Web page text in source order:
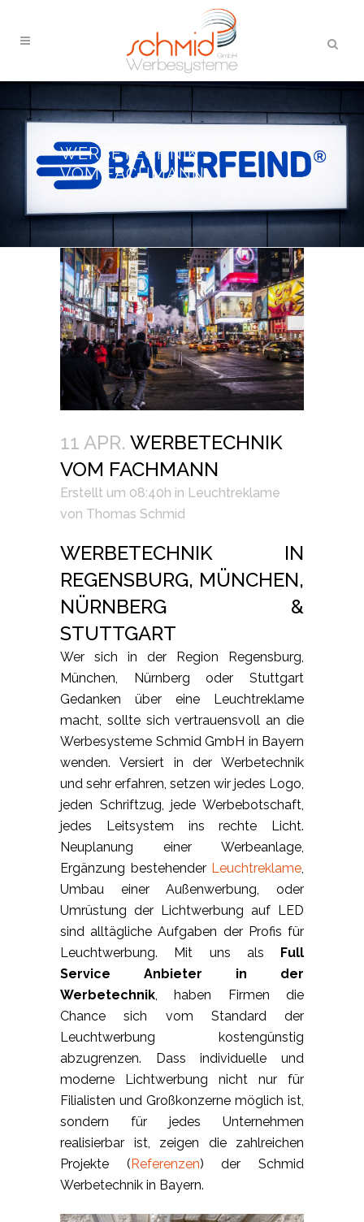
WERBETECHNIK
VOM FACHMANN
11 APR. WERBETECHNIK
VOM FACHMANN
Erstellt um 08:40h in Leuchtreklame
von Thomas Schmid
WERBETECHNIK IN
REGENSBURG, MÜNCHEN,
NÜRNBERG &
STUTTGART
Wer sich in der Region Regensburg,
München, Nürnberg oder Stuttgart
Gedanken über eine Leuchtreklame
macht, sollte sich vertrauensvoll an die
Werbesysteme Schmid GmbH in Bayern
wenden. Versiert in der Werbetechnik
und sehr erfahren, setzen wir jedes Logo,
jeden Schriftzug, jede Werbebotschaft,
jedes Leitsystem ins rechte Licht.
Neuplanung einer Werbeanlage,
Ergänzung bestehender Leuchtreklame,
Umbau einer Außenwerbung, oder
Umrüstung der Lichtwerbung auf LED
sind alltägliche Aufgaben der Profis für
Leuchtwerbung. Mit uns als
Full
Service Anbieter in der
Werbetechnik, haben Firmen die
Chance sich vom Standard der
Leuchtwerbung kostengünstig
abzugrenzen. Dass individuelle und
moderne Lichtwerbung nicht nur für
Filialisten und Großkonzerne möglich ist,
sondern für jedes Unternehmen
realisierbar ist, zeigen die zahlreichen
Projekte ( Referenzen) der Schmid
Werbetechnik in Bayern.